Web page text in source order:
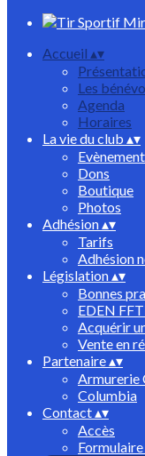
Accueil ▴▾
Les
Agenda
Horaires
La vie du club ▴▾
Dons
Boutique
Photos
Adhésion▴▾
Tarifs
Adhésion
Législation▴▾
Bonnes
EDEN
Acquérir
Vente en
Partenaire▴▾
Armurerie
Columbia
Contact▴▾
Accès